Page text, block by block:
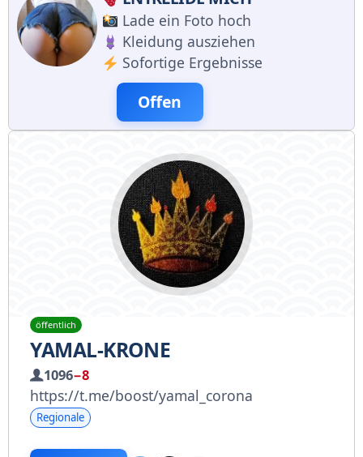
Lade ein Foto hoch
Kleidung ausziehen
Sofortige Ergebnisse
Offen
öffentlich
YAMAL-KRONE
1096−8
https://t.me/boost/yamal_corona
Regionale